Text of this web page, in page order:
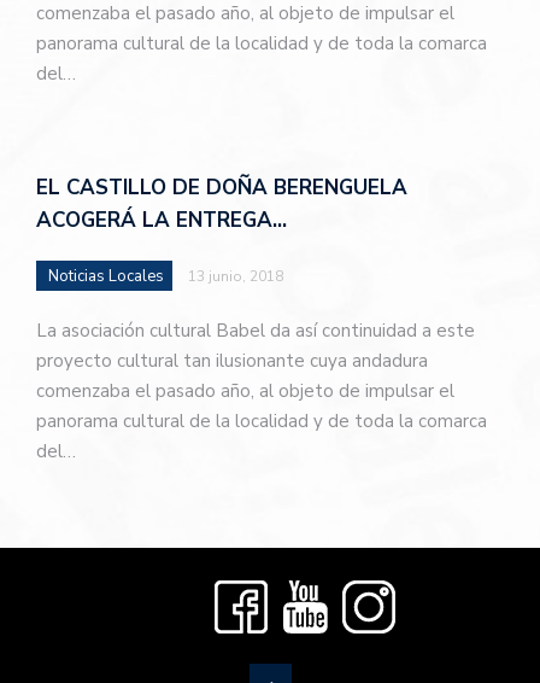
comenzaba el pasado año, al objeto de impulsar el
panorama cultural de la localidad y de toda la comarca
del…
EL CASTILLO DE DOÑA BERENGUELA
ACOGERÁ LA ENTREGA…
Noticias Locales 13 junio, 2018
La asociación cultural Babel da así continuidad a este
proyecto cultural tan ilusionante cuya andadura
comenzaba el pasado año, al objeto de impulsar el
panorama cultural de la localidad y de toda la comarca
del…